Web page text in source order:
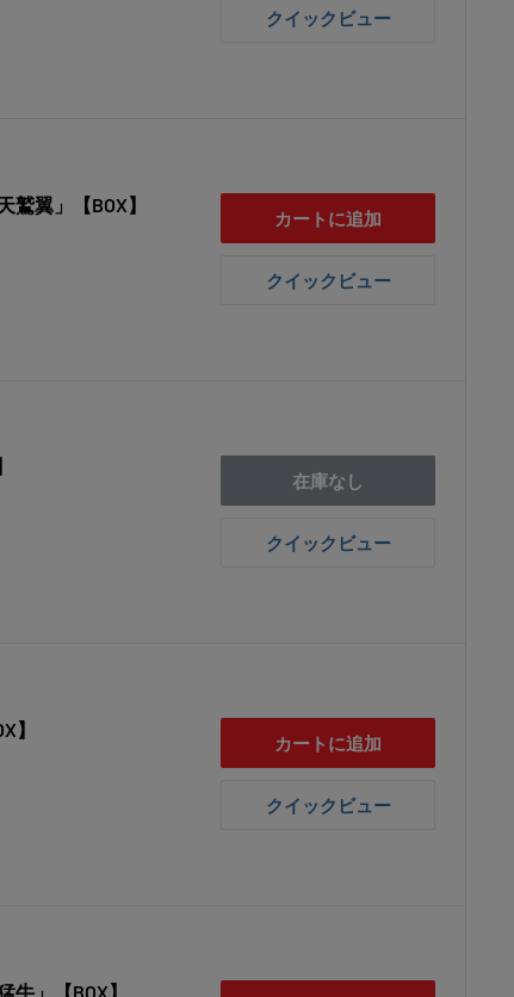
クイックビュー
翼」【BOX】
カートに追加
クイックビュー
在庫なし
クイックビュー
】
カートに追加
クイックビュー
」【BOX】